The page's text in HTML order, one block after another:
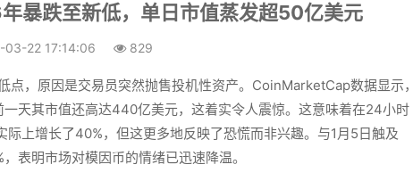
暴跌至新低，单日市值蒸发超50亿美元
03-22 17:14:06 829
，原因是交易员突然抛售投机性资产。 CoinMarketCap数据显示，
天其市值还高达440亿美元，这着实令人震惊。这意味着在24小时
上增长了40%，但这更多地反映了恐慌而非兴趣。与1月5日触及
表明市场对模因币的情绪已迅速降温。